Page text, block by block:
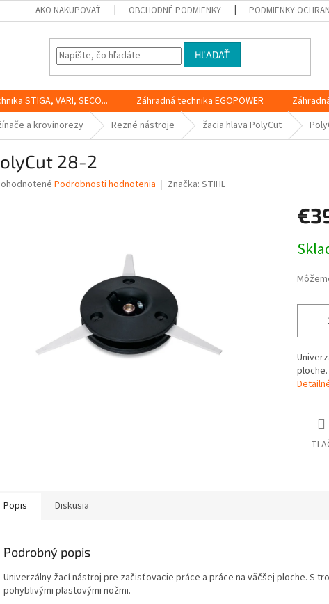
AKO NAKUPOVAŤ OBCHODNÉ PODMIENKY PODMIENKY
HĽADAŤ
STIGA, VARI, SECO... Záhradná technika EGOPOWER
a krovinorezy Rezné nástroje žacia hlava PolyCut
28-2
Podrobnosti hodnotenia Značka: STIHL
cena:
Popis Diskusia
Podrobný popis
Univerzálny žací nástroj pre začisťovacie práce a práce na väčšej ploche. S
pohyblivými plastovými nožmi.